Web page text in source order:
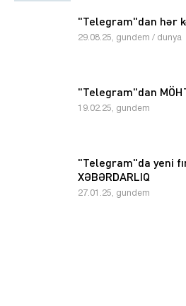
"Telegram"dan hər
29.08.25, gundem / dunya
"Telegram"dan
19.02.25, gundem
"Telegram"da yeni
XƏBƏRDARLIQ
27.01.25, gundem